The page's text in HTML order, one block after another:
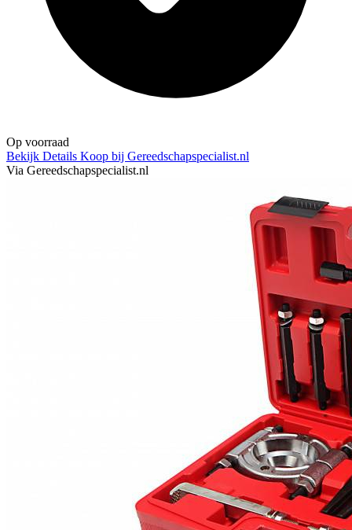
Op voorraad
Bekijk Details Koop bij Gereedschapspecialist.nl
Via Gereedschapspecialist.nl